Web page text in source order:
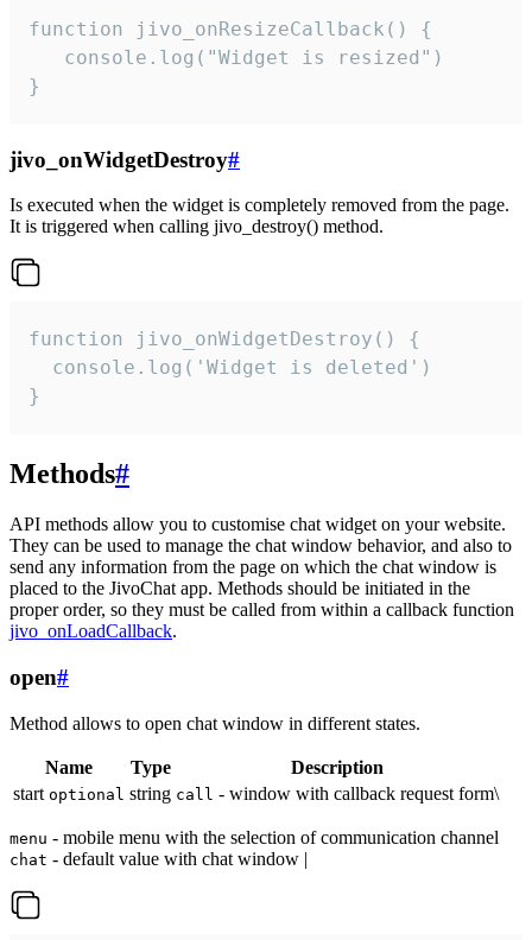
function jivo_onResizeCallback() {
   console.log("Widget is resized")
}
jivo_onWidgetDestroy#
Is executed when the widget is completely removed from the page.
It is triggered when calling jivo_destroy() method.
function jivo_onWidgetDestroy() {
  console.log('Widget is deleted')
}
Methods#
API methods allow you to customise chat widget on your website.
They can be used to manage the chat window behavior, and also to
send any information from the page on which the chat window is
placed to the JivoChat app. Methods should be initiated in the
proper order, so they must be called from within a callback function
jivo_onLoadCallback.
open#
Method allows to open chat window in different states.
Name Type
Description
start optional string call - window with callback request form\
menu - mobile menu with the selection of communication channel
chat - default value with chat window |